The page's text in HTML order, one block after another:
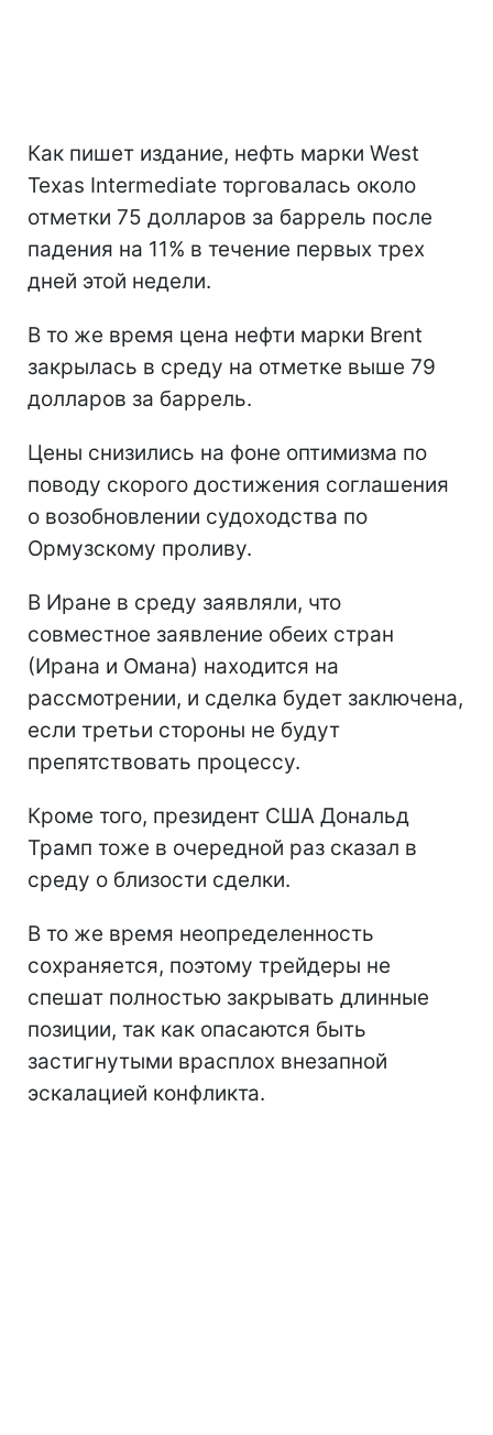
Как пишет издание, нефть марки West
Texas Intermediate торговалась около
отметки 75 долларов за баррель после
падения на 11% в течение первых трех
дней этой недели.
В то же время цена нефти марки Brent
закрылась в среду на отметке выше 79
долларов за баррель.
Цены снизились на фоне оптимизма по
поводу скорого достижения соглашения
о возобновлении судоходства по
Ормузскому проливу.
В Иране в среду заявляли, что
совместное заявление обеих стран
(Ирана и Омана) находится на
рассмотрении, и сделка будет заключена,
если третьи стороны не будут
препятствовать процессу.
Кроме того, президент США Дональд
Трамп тоже в очередной раз сказал в
среду о близости сделки.
В то же время неопределенность
сохраняется, поэтому трейдеры не
спешат полностью закрывать длинные
позиции, так как опасаются быть
застигнутыми врасплох внезапной
эскалацией конфликта.